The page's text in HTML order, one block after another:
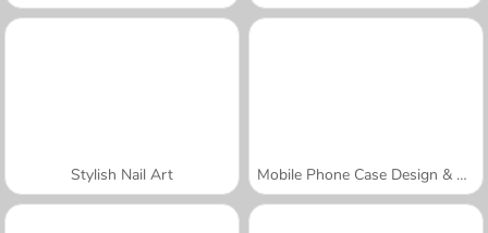
Stylish Nail Art Mobile Phone Case Design & DIY